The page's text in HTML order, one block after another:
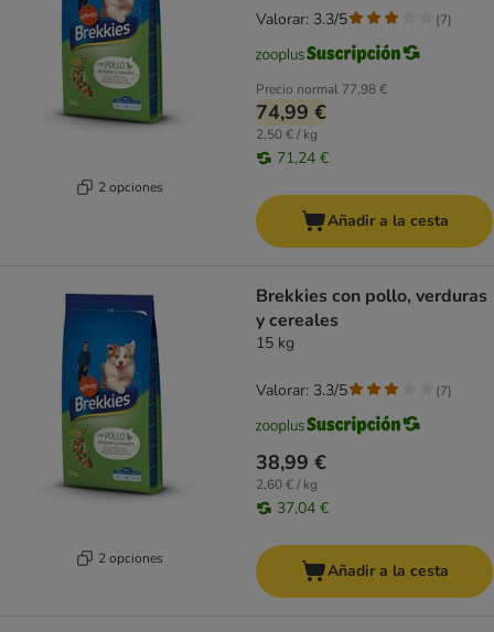
2 opciones
Precio normal 77,98 €
74,99 €
2,50 € / kg
71,24 €
Valorar: 3.3/5 (7)
Añadir a la cesta
2 opciones
Brekkies con pollo, verduras
y cereales
15 kg
38,99 €
2,60 € / kg
37,04 €
Valorar: 3.3/5 (7)
Añadir a la cesta